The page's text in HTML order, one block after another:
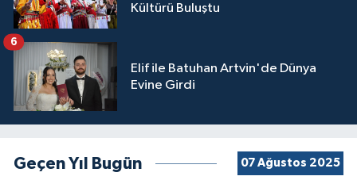
Kültürü Buluştu
Elif ile Batuhan Artvin'de Dünya
Evine Girdi
6
Geçen Yıl Bugün 07 Ağustos 2025